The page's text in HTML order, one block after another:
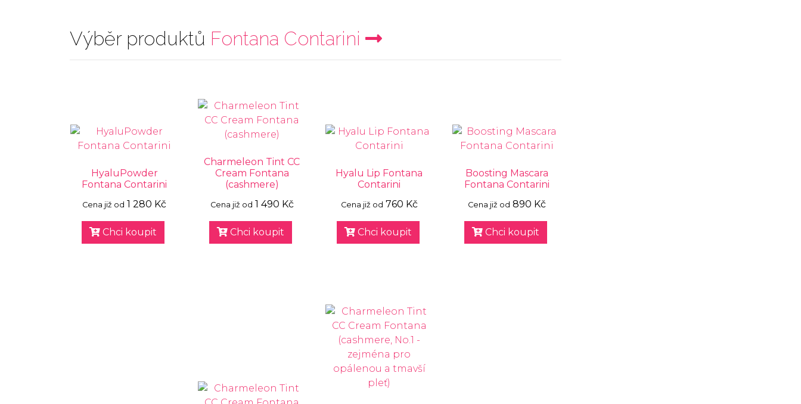
Výběr produktů Fontana Contarini
HyaluPowder
Fontana Contarini
Cena již od 1 280 Kč
Chci koupit
Charmeleon Tint CC
Cream Fontana
(cashmere)
Cena již od 1 490 Kč
Chci koupit
Hyalu Lip Fontana
Contarini
Cena již od 760 Kč
Chci koupit
Boosting Mascara
Fontana Contarini
Cena již od 890 Kč
Chci koupit